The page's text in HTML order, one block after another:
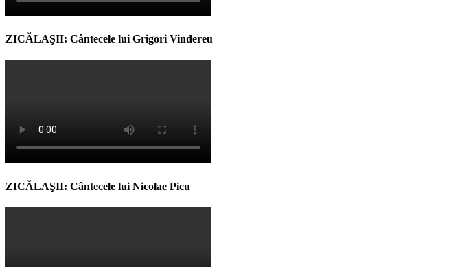
ZICĂLAŞII: Cântecele lui Grigori Vindereu
ZICĂLAŞII: Cântecele lui Nicolae Picu